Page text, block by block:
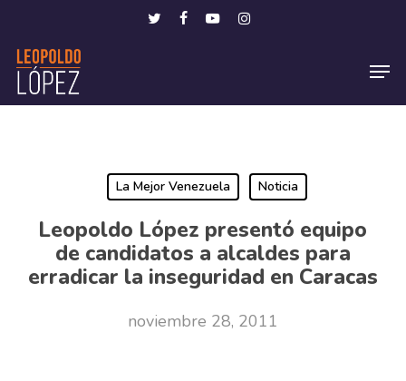
main
content
twitterfacebookyoutubeinstagram
La Mejor Venezuela Noticia
Leopoldo López presentó equipo
de candidatos a alcaldes para
erradicar la inseguridad en Caracas
noviembre 28, 2011